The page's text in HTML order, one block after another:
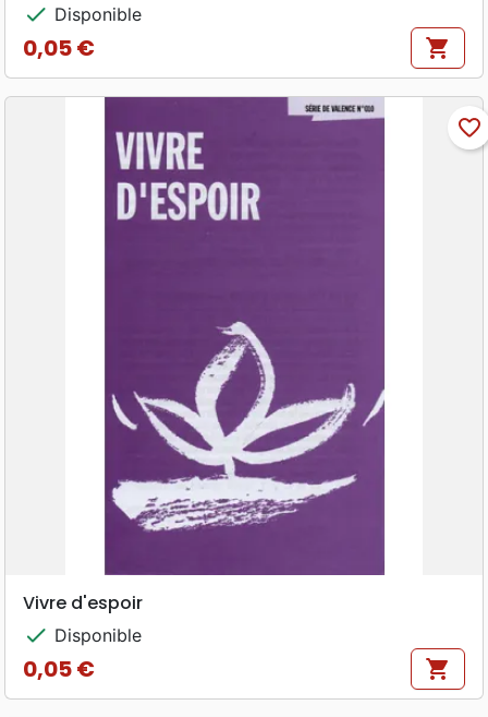
check Disponible
Prix
0,05 € shopping_cart
favorite_border
Vivre d'espoir
check Disponible
Prix
0,05 € shopping_cart